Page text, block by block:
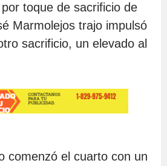
quien entró por
el partido con un
prado izquierdo para
las Estrellas (17-12),
la de derrotas escarlatas
a medio juego del
líderes aún de la
toque de sacrificio de
Marmolejos trajo impulsó
sacrificio, un elevado al
comenzó el cuarto con un